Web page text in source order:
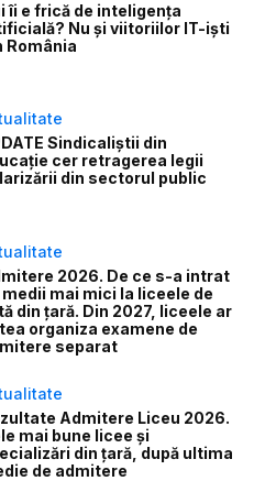
îi e frică de inteligența
Nu și viitoriilor IT-iști
România
Sindicaliștii din
cer retragerea legii
din sectorul public
2026. De ce s-a intrat
medii mai mici la liceele de
din țară. Din 2027, liceele ar
organiza examene de
separat
Admitere Liceu 2026.
mai bune licee și
din țară, după ultima
de admitere